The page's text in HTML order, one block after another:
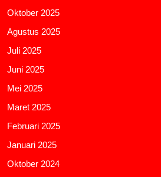
Oktober 2025
Agustus 2025
Juli 2025
Juni 2025
Mei 2025
Maret 2025
Februari 2025
Januari 2025
Oktober 2024